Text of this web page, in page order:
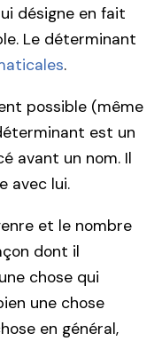
désigne en fait
Le déterminant
.
possible (même
est un
avant un nom. Il
avec lui.
et le nombre
dont il
chose qui
une chose
en général,